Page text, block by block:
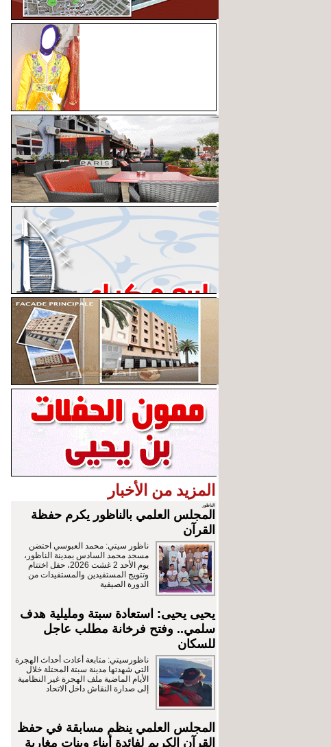
المزيد من الأخبار
الناظور
المجلس العلمي بالناظور يكرم حفظة
القرآن
ناظور سيتي: محمد العبوسي احتضن
مسجد محمد السادس بمدينة الناظور،
يوم الأحد 2 غشت 2026، حفل اختتام
وتتويج المستفيدين والمستفيدات من
الدورة الصيفية
يحيى يحيى: استعادة سبتة ومليلية هدف
سلمي.. وفتح فرخانة مطلب عاجل
للسكان
ناظورسيتي: متابعة أعادت أحداث الهجرة
التي شهدتها مدينة سبتة المحتلة خلال
الأيام الماضية ملف الهجرة غير النظامية
إلى صدارة النقاش داخل الاتحاد
المجلس العلمي ينظم مسابقة في حفظ
القرآن الكريم لفائدة أبناء وبنات مغاربة